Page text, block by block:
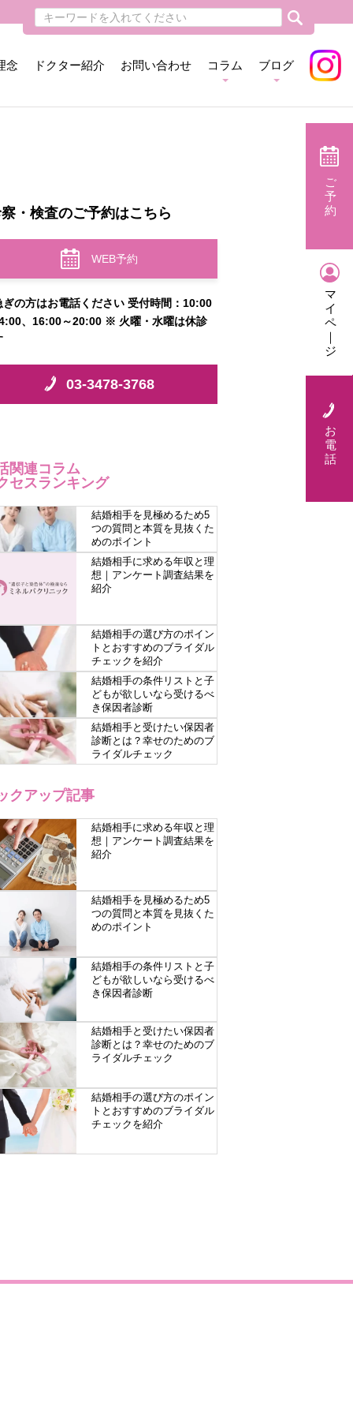
念 ドクター紹介 お問い合わせ コラム ブログ
・検査のご予約はこちら
WEB予約
ぎの方はお電話ください 受付時間：10:00
、16:00～20:00 ※ 火曜・水曜は休診
03-3478-3768
関連コラム
セスランキング
結婚相手を見極めるため5
つの質問と本質を見抜くた
めのポイント
結婚相手に求める年収と理
想｜アンケート調査結果を
紹介
結婚相手の選び方のポイン
トとおすすめのブライダル
チェックを紹介
結婚相手の条件リストと子
どもが欲しいなら受けるべ
き保因者診断
結婚相手と受けたい保因者
診断とは？幸せのためのブ
ライダルチェック
クアップ記事
結婚相手に求める年収と理
想｜アンケート調査結果を
紹介
結婚相手を見極めるため5
つの質問と本質を見抜くた
めのポイント
結婚相手の条件リストと子
どもが欲しいなら受けるべ
き保因者診断
結婚相手と受けたい保因者
診断とは？幸せのためのブ
ライダルチェック
結婚相手の選び方のポイン
トとおすすめのブライダル
チェックを紹介
ご
予
約
マ
イ
ペ
｜
ジ
お
電
話